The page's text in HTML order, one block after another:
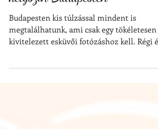
helyszín Budapesten
Budapesten kis túlzással mindent is
megtalálhatunk, ami csak egy tökéletesen
új, modern és...